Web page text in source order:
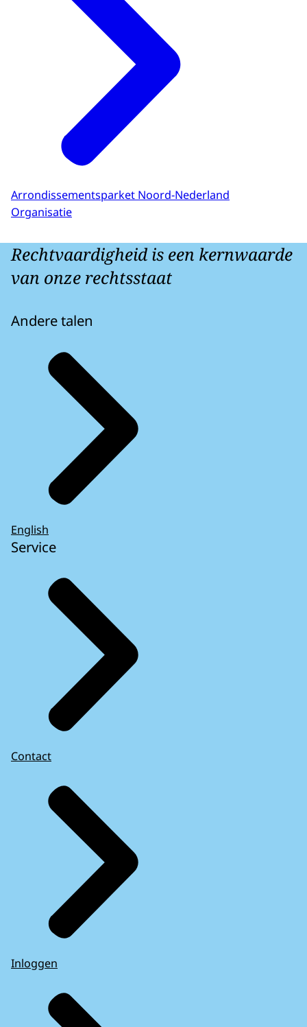
Arrondissementsparket Noord-Nederland
Organisatie
Rechtvaardigheid is een kernwaarde
van onze rechtsstaat
Andere talen
English
Service
Contact
Inloggen